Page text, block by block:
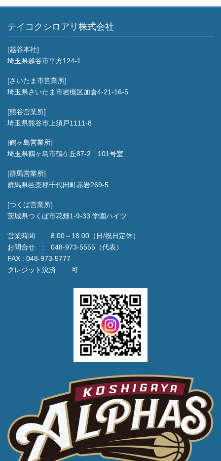
テイコクシロアリ株式会社
[越谷本社]
埼玉県越谷市平方124-1
[さいたま市営業所]
埼玉県さいたま市岩槻区加倉4-21-16-5
[熊谷営業所]
埼玉県熊谷市上須戸1111-8
[鶴ヶ島営業所]
埼玉県鶴ヶ島市鶴ケ丘87-2 101号室
[群馬営業所]
群馬県邑楽郡千代田町赤岩269-5
[つくば営業所]
茨城県つくば市花畑1-9-33 学園ハイツ
営業時間 : 8:00～18:00（日/祝日定休）
お問合せ : 048-973-5555（代表）
FAX : 048-973-5777
クレジット決済 : 可